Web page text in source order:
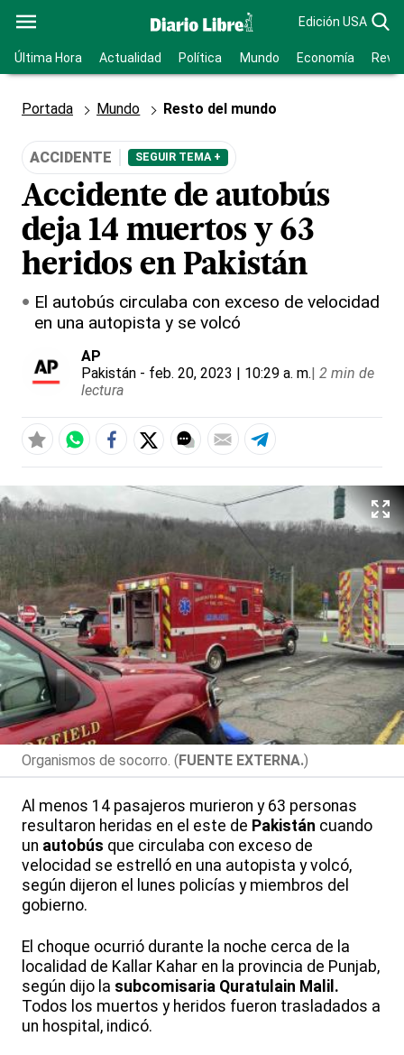
Edición USA
Última Hora Actualidad Política Mundo Economía
Portada Mundo Resto del mundo
ACCIDENTE SEGUIR TEMA +
Accidente de autobús
deja 14 muertos y 63
heridos en Pakistán
El autobús circulaba con exceso de velocidad
en una autopista y se volcó
AP
Pakistán - feb. 20, 2023 | 10:29 a. m.| 2 min de
lectura
Organismos de socorro. (FUENTE EXTERNA.)
Al menos 14 pasajeros murieron y 63 personas
resultaron heridas en el este de Pakistán cuando
un autobús que circulaba con exceso de
velocidad se estrelló en una autopista y volcó,
según dijeron el lunes policías y miembros del
gobierno.
El choque ocurrió durante la noche cerca de la
localidad de Kallar Kahar en la provincia de Punjab,
según dijo la subcomisaria Quratulain Malil.
Todos los muertos y heridos fueron trasladados a
un hospital, indicó.